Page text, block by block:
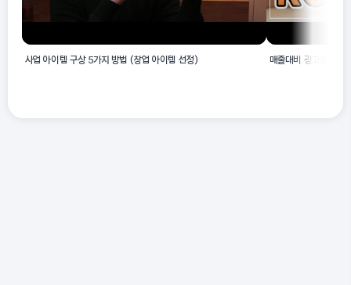
사업 아이템 구상 5가지 방법 (창업 아이템 선정) 매출대비 광고효율?